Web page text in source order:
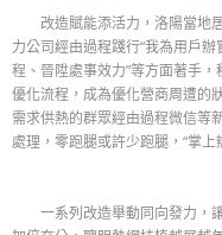
改造賦能添活力，洛陽當地
力公司經由過程踐行“我為用戶
程、晉陞處事效力”等方面著手
優化流程，成為優化營商周遭的
需求供熱的群眾經由過程微信等
處理，零跑腿或許少跑腿，“掌上
一系列改造舉動同向發力，